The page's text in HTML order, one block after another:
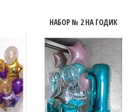
НАБОР № 2 НА ГОДИК